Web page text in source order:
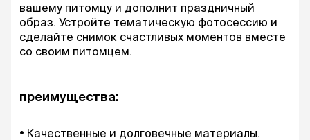
вашему питомцу и дополнит праздничный
образ. Устройте тематическую фотосессию и
сделайте снимок счастливых моментов вместе
со своим питомцем.
преимущества:
Качественные и долговечные материалы.